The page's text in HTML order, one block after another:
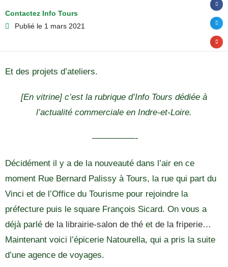
Contactez Info Tours
Publié le 1 mars 2021
Et des projets d’ateliers.
[En vitrine] c’est la rubrique d’Info Tours dédiée à
l’actualité commerciale en Indre-et-Loire.
—————-
Décidément il y a de la nouveauté dans l’air en ce
moment Rue Bernard Palissy à Tours, la rue qui part du
Vinci et de l’Office du Tourisme pour rejoindre la
préfecture puis le square François Sicard. On vous a
déjà parlé de la librairie-salon de thé et de la friperie…
Maintenant voici l’épicerie Natourella, qui a pris la suite
d’une agence de voyages.